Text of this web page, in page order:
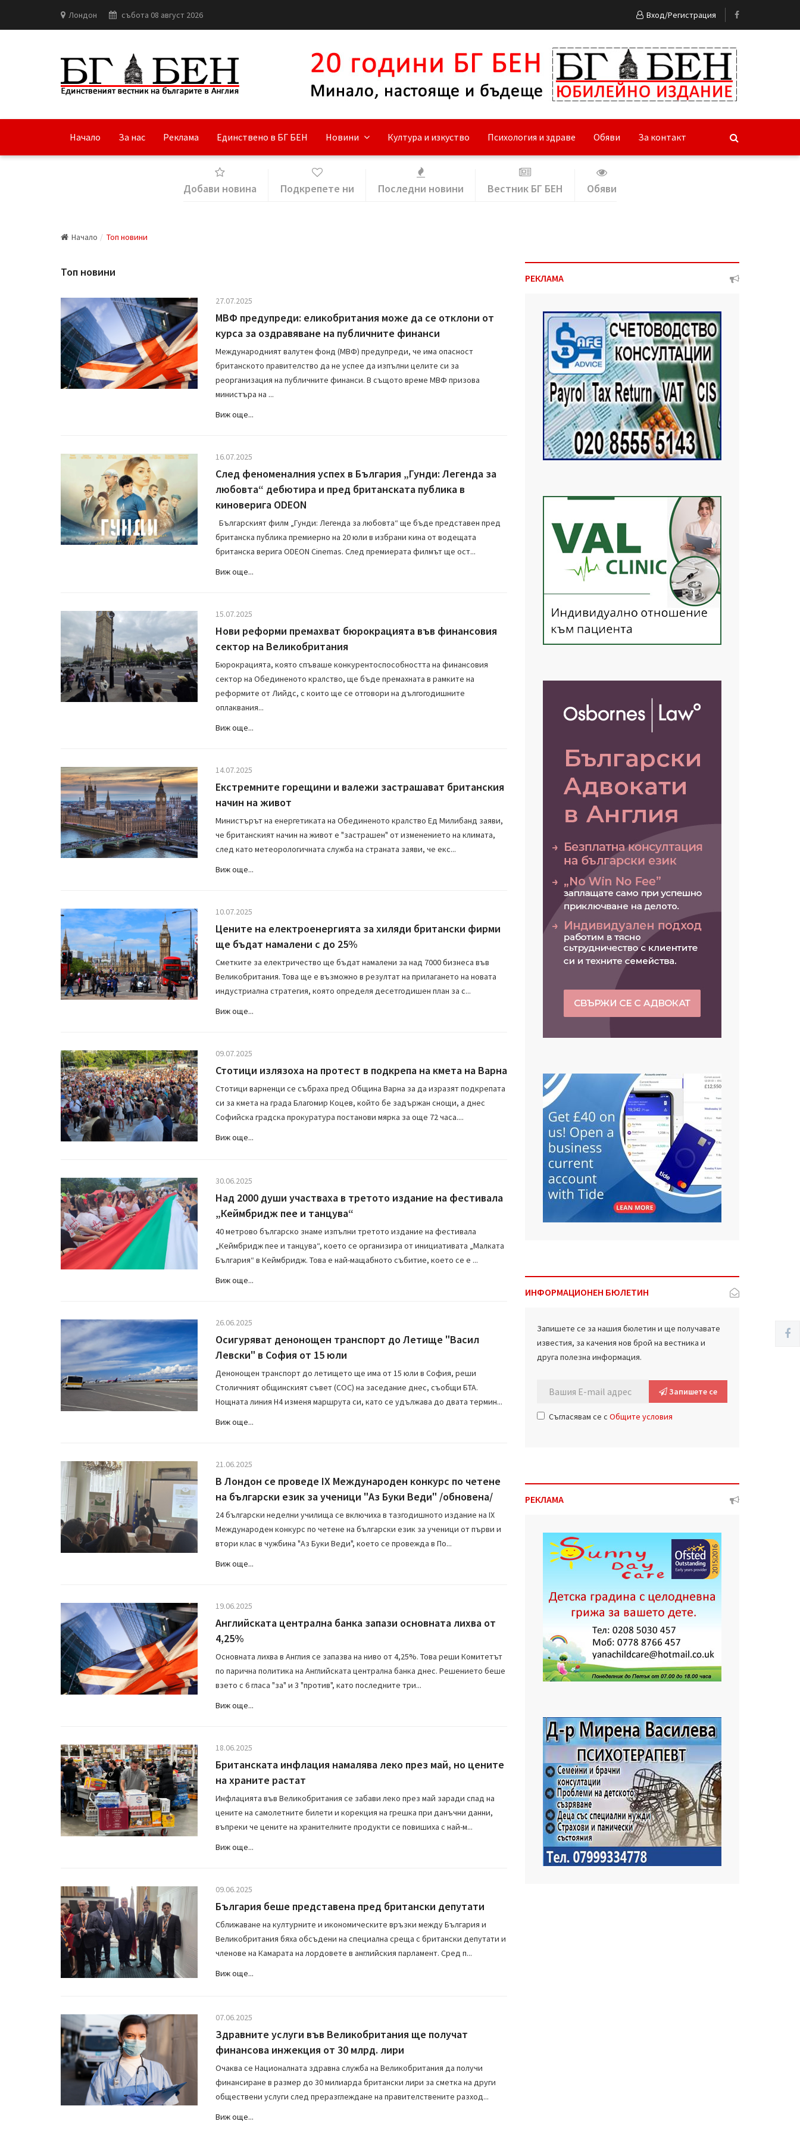
Лондон събота 08 август 2026 Вход/Регистрация
Начало За нас Реклама Единствено в БГ БЕН Новини Култура и изкуство Психология и здраве Обяви За контакт
Добави новина Подкрепете ни Последни новини Вестник БГ БЕН Обяви
Начало Топ новини
Топ новини
27.07.2025
МВФ предупреди: еликобритания може да се отклони от
курса за оздравяване на публичните финанси
Международният валутен фонд (МВФ) предупреди, че има опасност
британското правителство да не успее да изпълни целите си за
реорганизация на публичните финанси. В същото време МВФ призова
министъра на ...
Виж още...
16.07.2025
След феноменалния успех в България „Гунди: Легенда за
любовта“ дебютира и пред британската публика в
киноверига ODEON
Българският филм „Гунди: Легенда за любовта“ ще бъде представен пред
британска публика премиерно на 20 юли в избрани кина от водещата
британска верига ODEON Cinemas. След премиерата филмът ще ост...
Виж още...
15.07.2025
Нови реформи премахват бюрокрацията във финансовия
сектор на Великобритания
Бюрокрацията, която спъваше конкурентоспособността на финансовия
сектор на Обединеното кралство, ще бъде премахната в рамките на
реформите от Лийдс, с които ще се отговори на дългогодишните
оплаквания...
Виж още...
14.07.2025
Екстремните горещини и валежи застрашават британския
начин на живот
Министърът на енергетиката на Обединеното кралство Ед Милибанд заяви,
че британският начин на живот е "застрашен" от изменението на климата,
след като метеорологичната служба на страната заяви, че екс...
Виж още...
10.07.2025
Цените на електроенергията за хиляди британски фирми
ще бъдат намалени с до 25%
Сметките за електричество ще бъдат намалени за над 7000 бизнеса във
Великобритания. Това ще е възможно в резултат на прилагането на новата
индустриална стратегия, която определя десетгодишен план за с...
Виж още...
09.07.2025
Стотици излязоха на протест в подкрепа на кмета на Варна
Стотици варненци се събраха пред Община Варна за да изразят подкрепата
си за кмета на града Благомир Коцев, който бе задържан снощи, а днес
Софийска градска прокуратура постанови мярка за още 72 часа....
Виж още...
30.06.2025
Над 2000 души участваха в третото издание на фестивала
„Кеймбридж пее и танцува“
40 метрово българско знаме изпълни третото издание на фестивала
„Кеймбридж пее и танцува“, което се организира от инициативата „Малката
България“ в Кеймбридж. Това е най-мащабното събитие, което се е ...
Виж още...
26.06.2025
Осигуряват денонощен транспорт до Летище "Васил
Левски" в София от 15 юли
Денонощен транспорт до летището ще има от 15 юли в София, реши
Столичният общинският съвет (СОС) на заседание днес, съобщи БТА.
Нощната линия Н4 изменя маршрута си, като се удължава до двата термин...
Виж още...
21.06.2025
В Лондон се проведе IX Международен конкурс по четене
на български език за ученици "Аз Буки Веди" /обновена/
24 български неделни училища се включиха в тазгодишното издание на IX
Международен конкурс по четене на български език за ученици от първи и
втори клас в чужбина "Аз Буки Веди", което се провежда в По...
Виж още...
19.06.2025
Английската централна банка запази основната лихва от
4,25%
Основната лихва в Англия се запазва на ниво от 4,25%. Това реши Комитетът
по парична политика на Английската централна банка днес. Решението беше
взето с 6 гласа "за" и 3 "против", като последните три...
Виж още...
18.06.2025
Британската инфлация намалява леко през май, но цените
на храните растат
Инфлацията във Великобритания се забави леко през май заради спад на
цените на самолетните билети и корекция на грешка при данъчни данни,
въпреки че цените на хранителните продукти се повишиха с най-м...
Виж още...
09.06.2025
България беше представена пред британски депутати
Сближаване на културните и икономическите връзки между България и
Великобритания бяха обсъдени на специална среща с британски депутати и
членове на Камарата на лордовете в английския парламент. Сред п...
Виж още...
07.06.2025
Здравните услуги във Великобритания ще получат
финансова инжекция от 30 млрд. лири
Очаква се Националната здравна служба на Великобритания да получи
финансиране в размер до 30 милиарда британски лири за сметка на други
обществени услуги след преразглеждане на правителствените разход...
Виж още...
РЕКЛАМА
ИНФОРМАЦИОНЕН БЮЛЕТИН
Запишете се за нашия бюлетин и ще получавате
известия, за качения нов брой на вестника и
друга полезна информация.
Запишете се
Съгласявам се с Общите условия
РЕКЛАМА